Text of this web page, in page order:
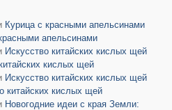
Курица с красными апельсинами
апельсинами
Искусство китайских кислых щей
кислых щей
Искусство китайских кислых щей
китайских кислых щей
Новогодние идеи с края Земли: